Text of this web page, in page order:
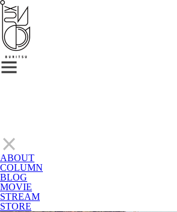
ABOUT
COLUMN
BLOG
MOVIE
STREAM
STORE